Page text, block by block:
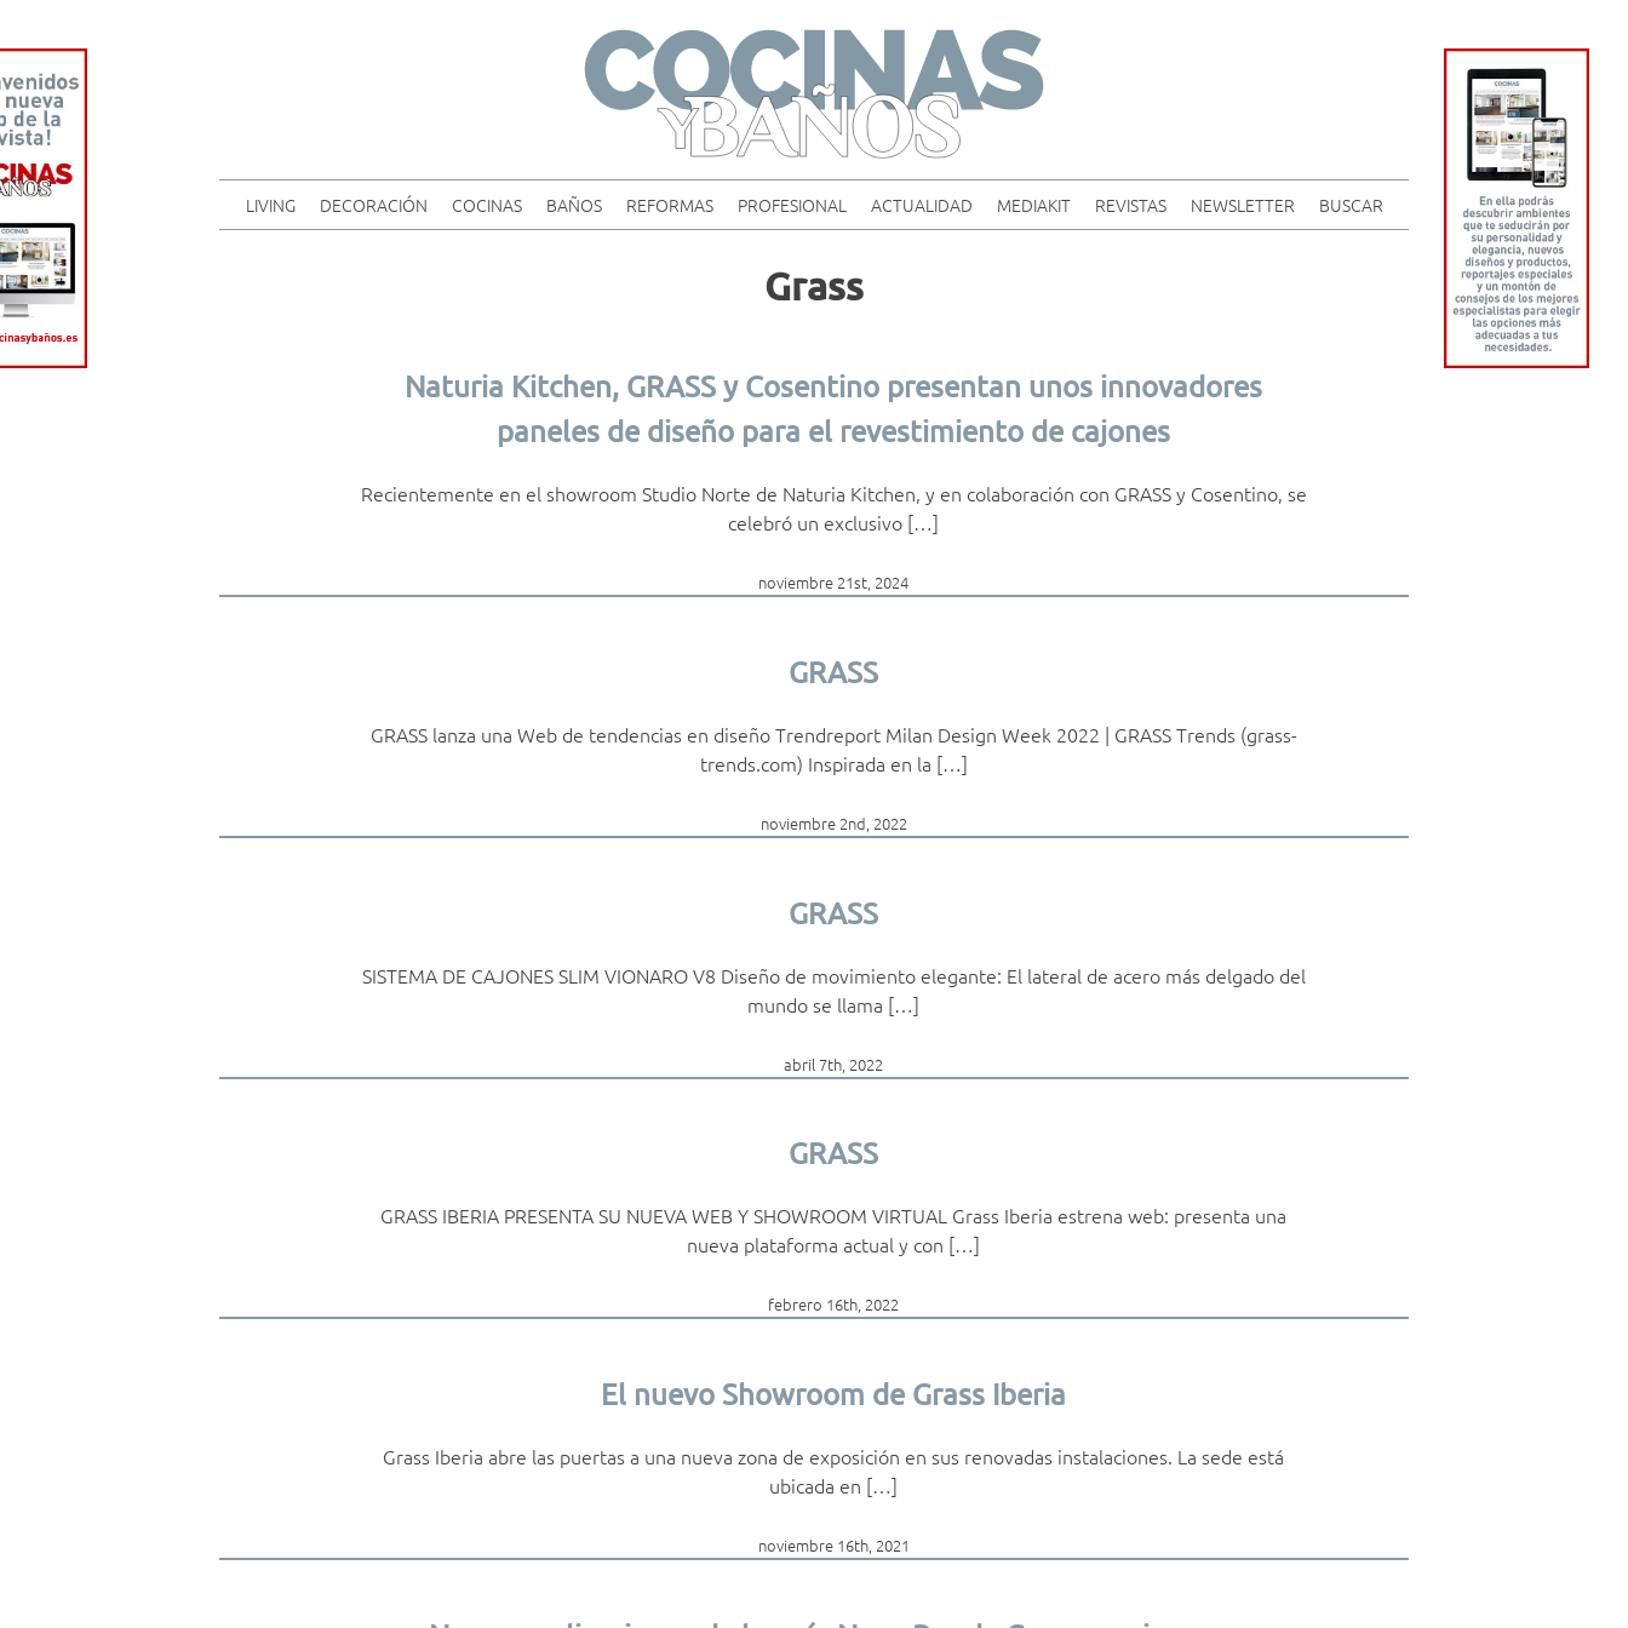
content
LIVING DECORACIÓN COCINAS BAÑOS REFORMAS PROFESIONAL ACTUALIDAD MEDIAKIT REVISTAS NEWSLETTER BUSCAR
Grass
Naturia Kitchen, GRASS y Cosentino presentan unos innovadores
paneles de diseño para el revestimiento de cajones
Recientemente en el showroom Studio Norte de Naturia Kitchen, y en colaboración con GRASS y Cosentino, se
celebró un exclusivo […]
noviembre 21st, 2024
GRASS
GRASS lanza una Web de tendencias en diseño Trendreport Milan Design Week 2022 | GRASS Trends (grass-
trends.com) Inspirada en la […]
noviembre 2nd, 2022
GRASS
SISTEMA DE CAJONES SLIM VIONARO V8 Diseño de movimiento elegante: El lateral de acero más delgado del
mundo se llama […]
abril 7th, 2022
GRASS
GRASS IBERIA PRESENTA SU NUEVA WEB Y SHOWROOM VIRTUAL Grass Iberia estrena web: presenta una
nueva plataforma actual y con […]
febrero 16th, 2022
El nuevo Showroom de Grass Iberia
Grass Iberia abre las puertas a una nueva zona de exposición en sus renovadas instalaciones. La sede está
ubicada en […]
noviembre 16th, 2021